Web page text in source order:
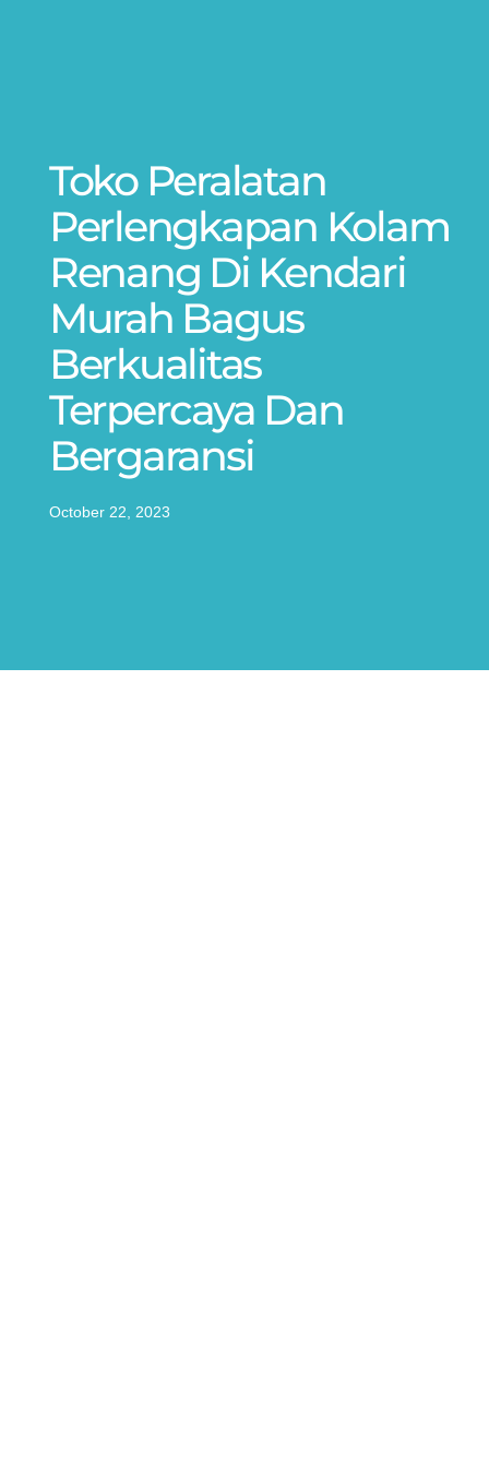
Toko Peralatan
Perlengkapan Kolam
Renang Di Kendari
Murah Bagus
Berkualitas
Terpercaya Dan
Bergaransi
October 22, 2023